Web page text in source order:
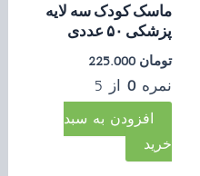
ماسک کودک سه لایه
پزشکی ۵۰ عددی
تومان 225.000
نمره0 از 5
افزودن به سبد
خرید